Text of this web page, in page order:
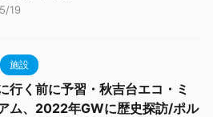
19
施設
行く前に予習・秋吉台エコ・ミ
ム、2022年GWに歴史探訪/ポル